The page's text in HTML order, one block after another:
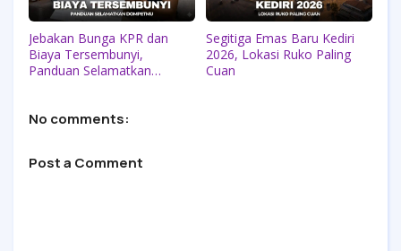
Jebakan Bunga KPR dan
Biaya Tersembunyi,
Panduan Selamatkan
Segitiga Emas Baru Kediri
2026, Lokasi Ruko Paling
Cuan
No comments:
Post a Comment